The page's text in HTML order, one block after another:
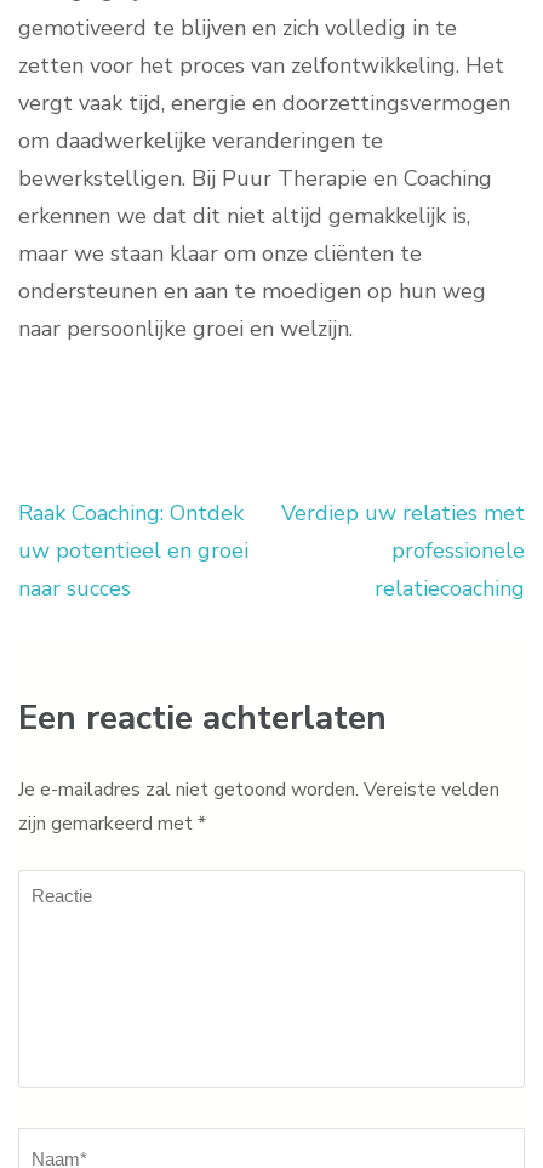
gemotiveerd te blijven en zich volledig in te
zetten voor het proces van zelfontwikkeling. Het
vergt vaak tijd, energie en doorzettingsvermogen
om daadwerkelijke veranderingen te
bewerkstelligen. Bij Puur Therapie en Coaching
erkennen we dat dit niet altijd gemakkelijk is,
maar we staan klaar om onze cliënten te
ondersteunen en aan te moedigen op hun weg
naar persoonlijke groei en welzijn.
Berichtnavigatie
Raak Coaching: Ontdek
uw potentieel en groei
naar succes
Verdiep uw relaties met
professionele
relatiecoaching
Een reactie achterlaten
Je e-mailadres zal niet getoond worden. Vereiste velden
zijn gemarkeerd met*
Reactie